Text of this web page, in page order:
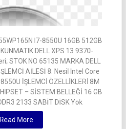
I7-8550U 16GB 512GB
DELL XPS 13 9370-
STOK NO 65135 MARKA DELL
AİLESİ 8. Nesil Intel Core
İŞLEMCİ ÖZELLİKLERİ 8M
– SİSTEM BELLEĞİ 16 GB
2133 SABİT DİSK Yok
Read More